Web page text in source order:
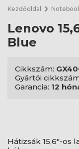
Kezdőoldal
Lenovo
Blue
Cikkszám:
Gyártói
Garancia: 12
Hátizsák 15,6"-os